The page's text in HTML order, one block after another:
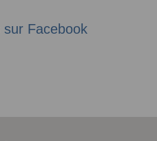
sur Facebook